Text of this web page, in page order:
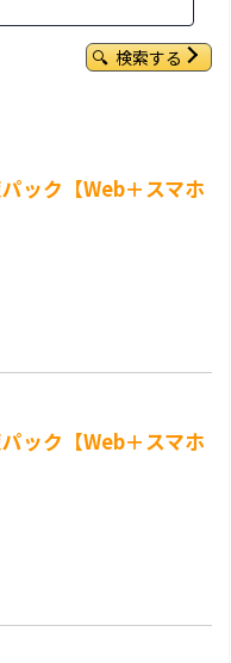
検索する
ック【Web＋スマホ
ック【Web＋スマホ